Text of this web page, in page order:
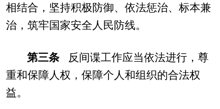
相结合，坚持积极防御、依法惩治、标本兼
治，筑牢国家安全人民防线。
第三条反间谍工作应当依法进行，尊
重和保障人权，保障个人和组织的合法权
益。